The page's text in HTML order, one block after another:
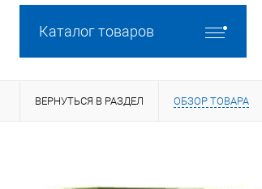
Каталог товаров
ВЕРНУТЬСЯ В РАЗДЕЛ ОБЗОР ТОВАРА